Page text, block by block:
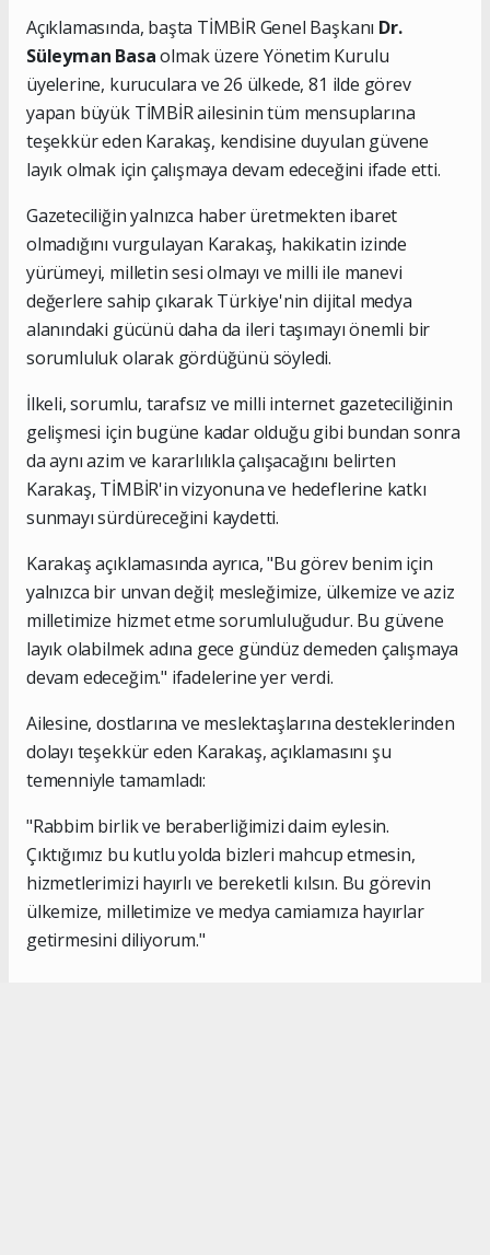
Açıklamasında, başta TİMBİR Genel Başkanı Dr.
Süleyman Basaolmak üzere Yönetim Kurulu
üyelerine, kuruculara ve 26 ülkede, 81 ilde görev
yapan büyük TİMBİR ailesinin tüm mensuplarına
teşekkür eden Karakaş, kendisine duyulan güvene
layık olmak için çalışmaya devam edeceğini ifade etti.
Gazeteciliğin yalnızca haber üretmekten ibaret
olmadığını vurgulayan Karakaş, hakikatin izinde
yürümeyi, milletin sesi olmayı ve milli ile manevi
değerlere sahip çıkarak Türkiye'nin dijital medya
alanındaki gücünü daha da ileri taşımayı önemli bir
sorumluluk olarak gördüğünü söyledi.
İlkeli, sorumlu, tarafsız ve milli internet gazeteciliğinin
gelişmesi için bugüne kadar olduğu gibi bundan sonra
da aynı azim ve kararlılıkla çalışacağını belirten
Karakaş, TİMBİR'in vizyonuna ve hedeflerine katkı
sunmayı sürdüreceğini kaydetti.
Karakaş açıklamasında ayrıca, "Bu görev benim için
yalnızca bir unvan değil; mesleğimize, ülkemize ve aziz
milletimize hizmet etme sorumluluğudur. Bu güvene
layık olabilmek adına gece gündüz demeden çalışmaya
devam edeceğim." ifadelerine yer verdi.
Ailesine, dostlarına ve meslektaşlarına desteklerinden
dolayı teşekkür eden Karakaş, açıklamasını şu
temenniyle tamamladı:
"Rabbim birlik ve beraberliğimizi daim eylesin.
Çıktığımız bu kutlu yolda bizleri mahcup etmesin,
hizmetlerimizi hayırlı ve bereketli kılsın. Bu görevin
ülkemize, milletimize ve medya camiamıza hayırlar
getirmesini diliyorum."